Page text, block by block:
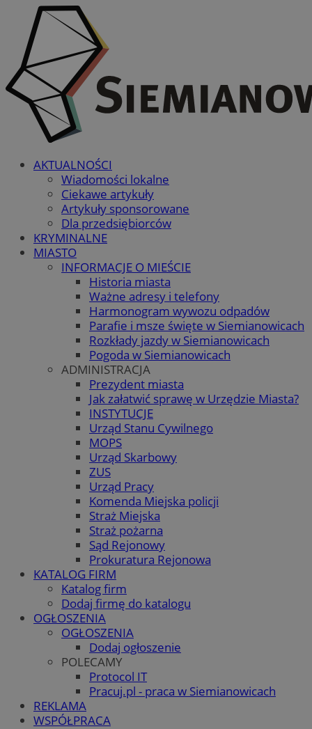
AKTUALNOŚCI
Wiadomości lokalne
Ciekawe artykuły
Artykuły sponsorowane
Dla przedsiębiorców
KRYMINALNE
MIASTO
INFORMACJE O MIEŚCIE
Historia miasta
Ważne adresy i telefony
Harmonogram wywozu odpadów
Parafie i msze święte w Siemianowicach
Rozkłady jazdy w Siemianowicach
Pogoda w Siemianowicach
ADMINISTRACJA
Prezydent miasta
Jak załatwić sprawę w Urzędzie Miasta?
INSTYTUCJE
Urząd Stanu Cywilnego
MOPS
Urząd Skarbowy
ZUS
Urząd Pracy
Komenda Miejska policji
Straż Miejska
Straż pożarna
Sąd Rejonowy
Prokuratura Rejonowa
KATALOG FIRM
Katalog firm
Dodaj firmę do katalogu
OGŁOSZENIA
OGŁOSZENIA
Dodaj ogłoszenie
POLECAMY
Protocol IT
Pracuj.pl - praca w Siemianowicach
REKLAMA
WSPÓŁPRACA